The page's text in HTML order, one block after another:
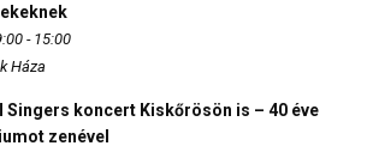
- 15:00
Háza
Singers koncert Kiskőrösön is – 40 éve
zenével